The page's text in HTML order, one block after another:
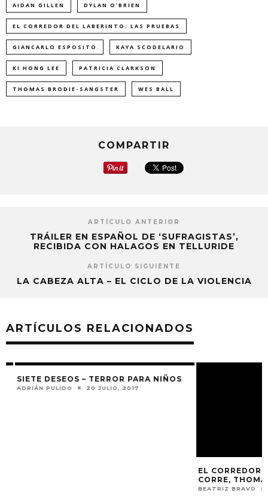
AIDAN GILLEN DYLAN O'BRIEN
EL CORREDOR DEL LABERINTO: LAS PRUEBAS
GIANCARLO ESPOSITO KAYA SCODELARIO
KI HONG LEE PATRICIA CLARKSON
THOMAS BRODIE-SANGSTER WES BALL
COMPARTIR
ARTÍCULO ANTERIOR
TRÁILER EN ESPAÑOL DE ‘SUFRAGISTAS’,
RECIBIDA CON HALAGOS EN TELLURIDE
ARTÍCULO SIGUIENTE
LA CABEZA ALTA – EL CICLO DE LA VIOLENCIA
ARTÍCULOS RELACIONADOS
SIETE DESEOS – TERROR PARA NIÑOS
ADRIÁN PULIDO 20 JULIO, 2017
EL CORREDOR
CORRE,
BEATRIZ BRAVO